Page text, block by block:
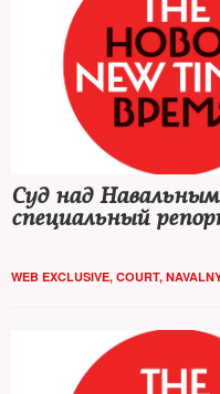
Суд над
специальный
WEB EXCLUSIVE, COURT,